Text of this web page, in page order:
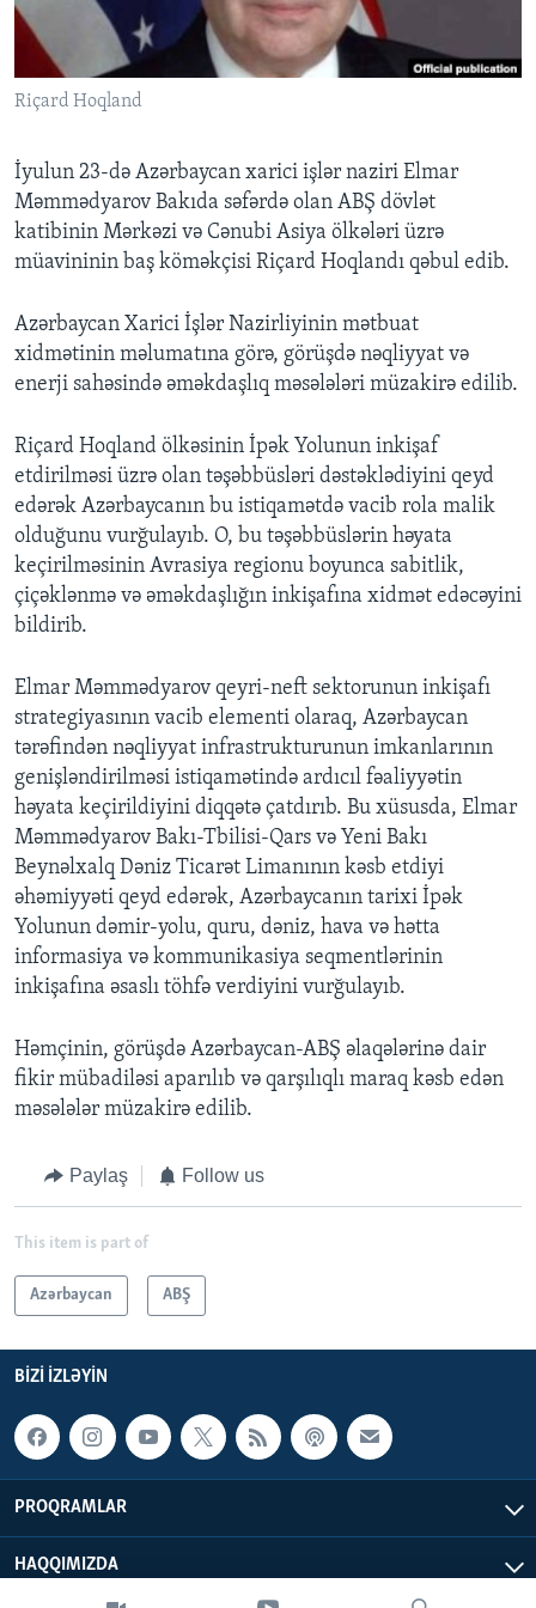
BIZI IZLƏYIN
Dillər
Riçard Hoqland
İyulun 23-də Azərbaycan xarici işlər naziri Elmar
Məmmədyarov Bakıda səfərdə olan ABŞ dövlət
katibinin Mərkəzi və Cənubi Asiya ölkələri üzrə
müavininin baş köməkçisi Riçard Hoqlandı qəbul edib.
Azərbaycan Xarici İşlər Nazirliyinin mətbuat
xidmətinin məlumatına görə, görüşdə nəqliyyat və
enerji sahəsində əməkdaşlıq məsələləri müzakirə edilib.
Riçard Hoqland ölkəsinin İpək Yolunun inkişaf
etdirilməsi üzrə olan təşəbbüsləri dəstəklədiyini qeyd
edərək Azərbaycanın bu istiqamətdə vacib rola malik
olduğunu vurğulayıb. O, bu təşəbbüslərin həyata
keçirilməsinin Avrasiya regionu boyunca sabitlik,
çiçəklənmə və əməkdaşlığın inkişafına xidmət edəcəyini
bildirib.
Elmar Məmmədyarov qeyri-neft sektorunun inkişafı
strategiyasının vacib elementi olaraq, Azərbaycan
tərəfindən nəqliyyat infrastrukturunun imkanlarının
genişləndirilməsi istiqamətində ardıcıl fəaliyyətin
həyata keçirildiyini diqqətə çatdırıb. Bu xüsusda, Elmar
Məmmədyarov Bakı-Tbilisi-Qars və Yeni Bakı
Beynəlxalq Dəniz Ticarət Limanının kəsb etdiyi
əhəmiyyəti qeyd edərək, Azərbaycanın tarixi İpək
Yolunun dəmir-yolu, quru, dəniz, hava və hətta
informasiya və kommunikasiya seqmentlərinin
inkişafına əsaslı töhfə verdiyini vurğulayıb.
Həmçinin, görüşdə Azərbaycan-ABŞ əlaqələrinə dair
fikir mübadiləsi aparılıb və qarşılıqlı maraq kəsb edən
məsələlər müzakirə edilib.
Paylaş Follow us
This item is part of
Azərbaycan ABŞ
BIZI IZLƏYIN
PROQRAMLAR
HAQQIMIZDA